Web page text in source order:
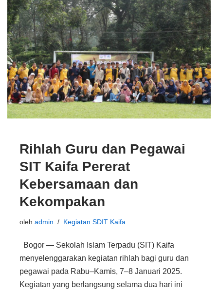
Rihlah Guru dan Pegawai
SIT Kaifa Pererat
Kebersamaan dan
Kekompakan
oleh admin Kegiatan SDIT Kaifa
Bogor — Sekolah Islam Terpadu (SIT) Kaifa
menyelenggarakan kegiatan rihlah bagi guru dan
pegawai pada Rabu–Kamis, 7–8 Januari 2025.
Kegiatan yang berlangsung selama dua hari ini